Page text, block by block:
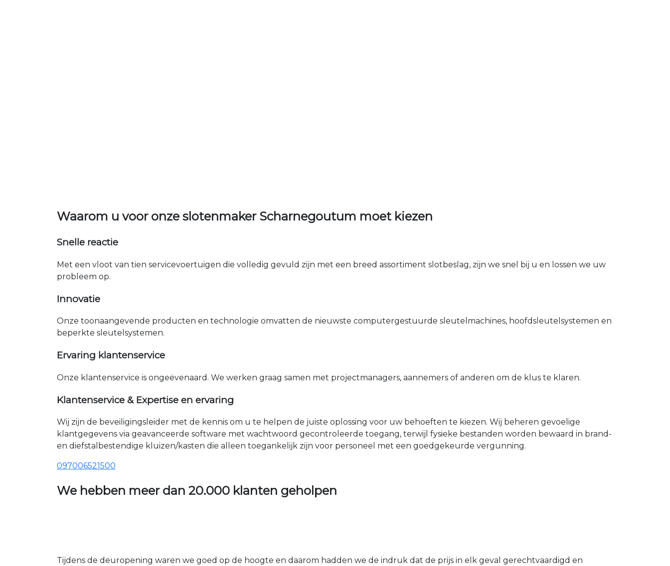
Waarom u voor onze slotenmaker Scharnegoutum moet kiezen
Snelle reactie
Met een vloot van tien servicevoertuigen die volledig gevuld zijn met een breed assortiment slotbeslag, zijn we snel bij u en lossen we uw
probleem op.
Innovatie
Onze toonaangevende producten en technologie omvatten de nieuwste computergestuurde sleutelmachines, hoofdsleutelsystemen en
beperkte sleutelsystemen.
Ervaring klantenservice
Onze klantenservice is ongeëvenaard. We werken graag samen met projectmanagers, aannemers of anderen om de klus te klaren.
Klantenservice & Expertise en ervaring
Wij zijn de beveiligingsleider met de kennis om u te helpen de juiste oplossing voor uw behoeften te kiezen. Wij beheren gevoelige
klantgegevens via geavanceerde software met wachtwoord gecontroleerde toegang, terwijl fysieke bestanden worden bewaard in brand-
en diefstalbestendige kluizen/kasten die alleen toegankelijk zijn voor personeel met een goedgekeurde vergunning.
097006521500
We hebben meer dan 20.000 klanten geholpen
Tijdens de deuropening waren we goed op de hoogte en daarom hadden we de indruk dat de prijs in elk geval gerechtvaardigd en